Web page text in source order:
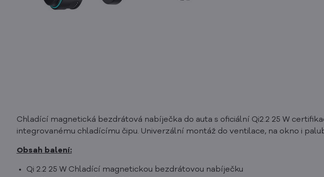
Chladící magnetická bezdrátová nabíječka do auta s oficiální Qi2.2 25 W
integrovanému chladícímu čipu. Univerzální montáž do ventilace, na okno i
Obsah balení:
Qi 2.2 25 W Chladící magnetickou bezdrátovou nabíječku